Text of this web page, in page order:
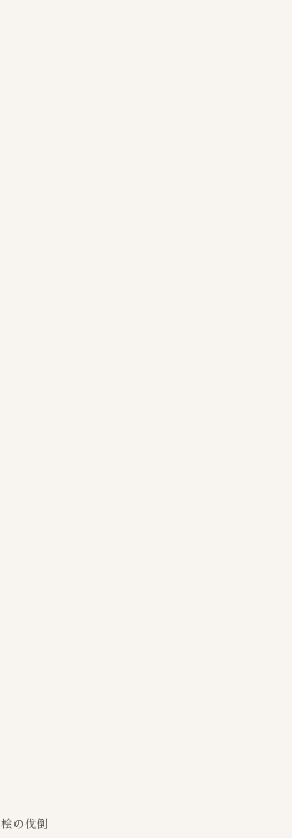
桧の伐倒